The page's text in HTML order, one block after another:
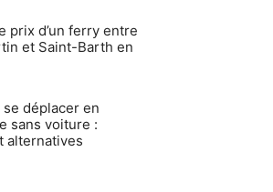
prix d’un ferry entre
et Saint-Barth en
se déplacer en
sans voiture :
alternatives